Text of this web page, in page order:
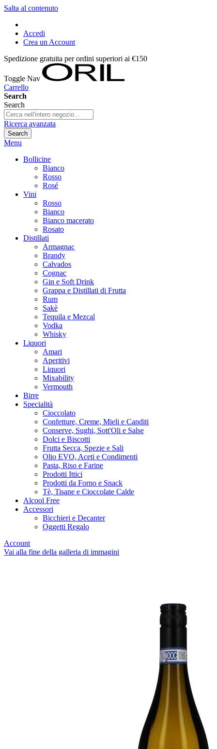
Salta al contenuto
Accedi
Crea un Account
Spedizione gratuita per ordini superiori ai €150
Toggle Nav
Carrello
Search
Search
Ricerca avanzata
Search
Menu
Bollicine
Bianco
Rosso
Rosé
Vini
Rosso
Bianco
Bianco macerato
Rosato
Distillati
Armagnac
Brandy
Calvados
Cognac
Gin e Soft Drink
Grappa e Distillati di Frutta
Rum
Sakè
Tequila e Mezcal
Vodka
Whisky
Liquori
Amari
Aperitivi
Liquori
Mixability
Vermouth
Birre
Specialità
Cioccolato
Confetture, Creme, Mieli e Canditi
Conserve, Sughi, Sott'Oli e Salse
Dolci e Biscotti
Frutta Secca, Spezie e Sali
Olio EVO, Aceti e Condimenti
Pasta, Riso e Farine
Prodotti Ittici
Prodotti da Forno e Snack
Tè, Tisane e Cioccolate Calde
Alcool Free
Accessori
Bicchieri e Decanter
Oggetti Regalo
Account
Vai alla fine della galleria di immagini